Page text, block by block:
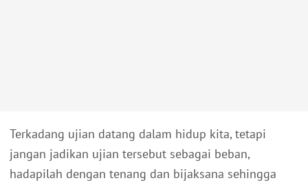
Terkadang ujian datang dalam hidup kita, tetapi
jangan jadikan ujian tersebut sebagai beban,
hadapilah dengan tenang dan bijaksana sehingga